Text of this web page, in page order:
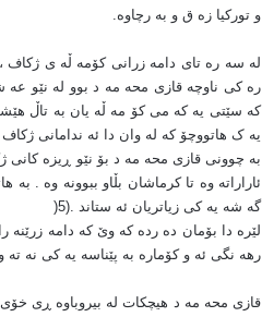
و تورکیا زه ق و به رچاوه.
له سه ره تای دامه زرانی کۆمه ڵه ی ژکاف
ره کی ناوچه قازی محه مه د بوو له نێو
که سێتی یه که می کۆ مه ڵه یان به تاڵ
یه ک هاتووچۆ که له وان دا ئه ندامانی
به چوونی قازی محه مه د بۆ نێو ڕیزه کانی
ئاراراته وه تا کرماشان بڵاو ببوونه وه .
گه شه یه کی زیاتریان ئه ستاند .(5 )
لێره دا بۆمان ده رده که وێ که دامه
رهه نگی ئه و کۆماره به پێناسه یه کی نه
قازی محه مه د هیچکات له بیروباوه ڕی خۆی